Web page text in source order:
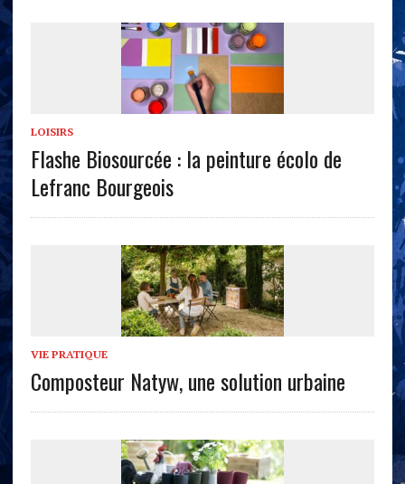
LOISIRS
Flashe Biosourcée : la peinture écolo de
Lefranc Bourgeois
VIE PRATIQUE
Composteur Natyw, une solution urbaine